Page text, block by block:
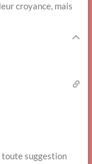
croyance, mais
toute suggestion